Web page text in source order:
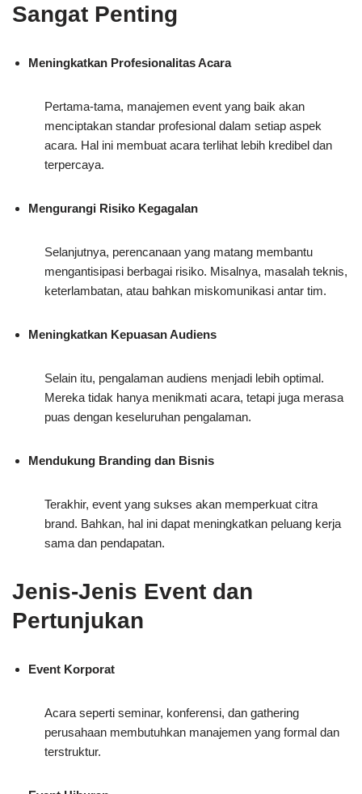
Sangat Penting
Meningkatkan Profesionalitas Acara
Pertama-tama, manajemen event yang baik akan
menciptakan standar profesional dalam setiap aspek
acara. Hal ini membuat acara terlihat lebih kredibel dan
terpercaya.
Mengurangi Risiko Kegagalan
Selanjutnya, perencanaan yang matang membantu
mengantisipasi berbagai risiko. Misalnya, masalah teknis,
keterlambatan, atau bahkan miskomunikasi antar tim.
Meningkatkan Kepuasan Audiens
Selain itu, pengalaman audiens menjadi lebih optimal.
Mereka tidak hanya menikmati acara, tetapi juga merasa
puas dengan keseluruhan pengalaman.
Mendukung Branding dan Bisnis
Terakhir, event yang sukses akan memperkuat citra
brand. Bahkan, hal ini dapat meningkatkan peluang kerja
sama dan pendapatan.
Jenis-Jenis Event dan
Pertunjukan
Event Korporat
Acara seperti seminar, konferensi, dan gathering
perusahaan membutuhkan manajemen yang formal dan
terstruktur.